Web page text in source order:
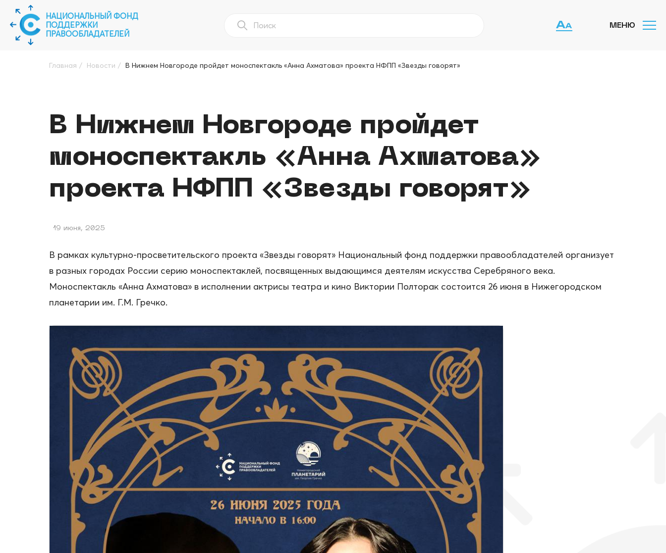
НАЦИОНАЛЬНЫЙ ФОНД
ПОДДЕРЖКИ
ПРАВООБЛАДАТЕЛЕЙ
МЕНЮ
Главная / Новости / В Нижнем Новгороде пройдет моноспектакль «Анна Ахматова» проекта НФПП «Звезды говорят»
В Нижнем Новгороде пройдет
моноспектакль «Анна Ахматова»
проекта НФПП «Звезды говорят»
19 июня, 2025
В рамках культурно-просветительского проекта «Звезды говорят» Национальный фонд поддержки правообладателей организует
в разных городах России серию моноспектаклей, посвященных выдающимся деятелям искусства Серебряного века.
Моноспектакль «Анна Ахматова» в исполнении актрисы театра и кино Виктории Полторак состоится 26 июня в Нижегородском
планетарии им. Г.М. Гречко.